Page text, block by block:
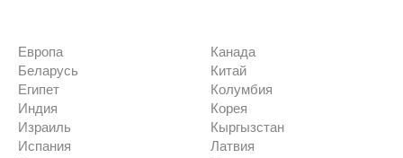
Европа
Беларусь
Египет
Индия
Израиль
Испания
Канада
Китай
Колумбия
Корея
Кыргызстан
Латвия